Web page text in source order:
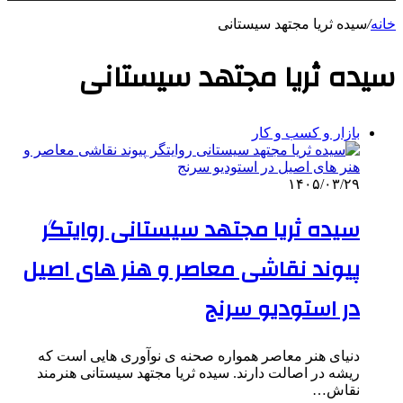
خانه/سیده ثریا مجتهد سیستانی
سیده ثریا مجتهد سیستانی
بازار و کسب و کار
۱۴۰۵/۰۳/۲۹
سیده ثریا مجتهد سیستانی روایتگر
پیوند نقاشی معاصر و هنر های اصیل
در استودیو سرنج
دنیای هنر معاصر همواره صحنه ی نوآوری هایی است که
ریشه در اصالت دارند. سیده ثریا مجتهد سیستانی هنرمند
نقاش…